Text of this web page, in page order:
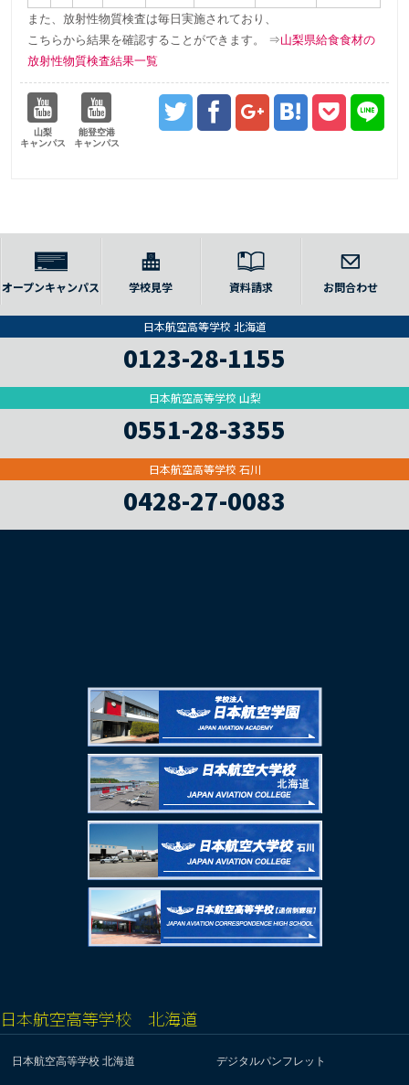
また、放射性物質検査は毎日実施されており、
こちらから結果を確認することができます。 ⇒山梨県給食食材の
放射性物質検査結果一覧
山梨
キャンパス
能登空港
キャンパス
オープンキャンパス 学校見学 資料請求 お問合わせ
日本航空高等学校 北海道
0123-28-1155
日本航空高等学校 山梨
0551-28-3355
日本航空高等学校 石川
0428-27-0083
日本航空高等学校 北海道
日本航空高等学校 北海道 デジタルパンフレット